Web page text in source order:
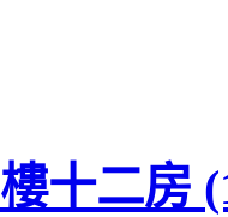
十二房